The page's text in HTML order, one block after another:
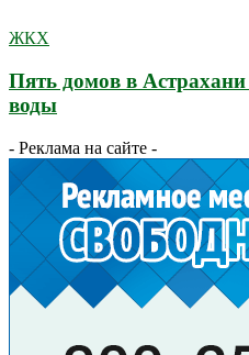
ЖКХ
Пять домов в Астрахани
воды
- Реклама на сайте -